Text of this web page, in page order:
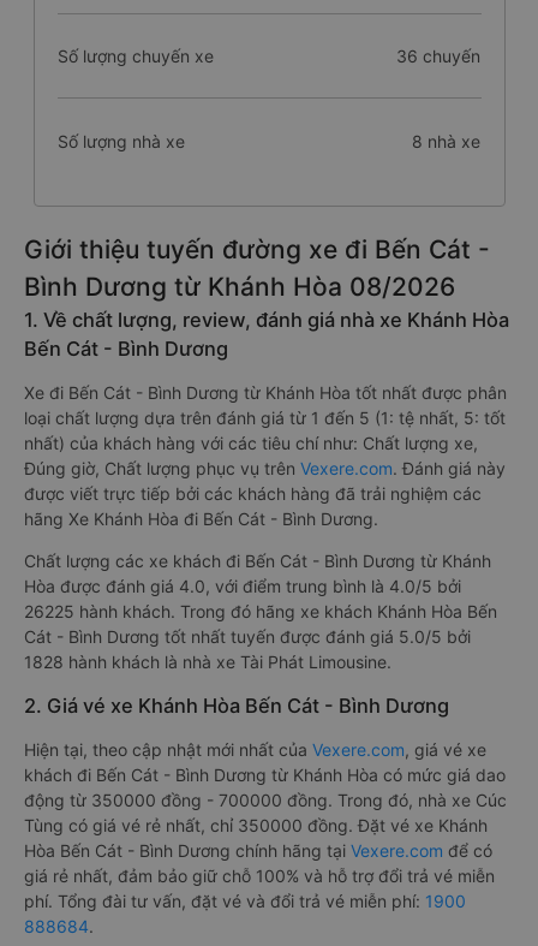
Số lượng chuyến xe 36 chuyến
Số lượng nhà xe 8 nhà xe
Giới thiệu tuyến đường xe đi Bến Cát -
Bình Dương từ Khánh Hòa 08/2026
1. Về chất lượng, review, đánh giá nhà xe Khánh Hòa
Bến Cát - Bình Dương
Xe đi Bến Cát - Bình Dương từ Khánh Hòa tốt nhất được phân
loại chất lượng dựa trên đánh giá từ 1 đến 5 (1: tệ nhất, 5: tốt
nhất) của khách hàng với các tiêu chí như: Chất lượng xe,
Đúng giờ, Chất lượng phục vụ trên Vexere.com. Đánh giá này
được viết trực tiếp bởi các khách hàng đã trải nghiệm các
hãng Xe Khánh Hòa đi Bến Cát - Bình Dương.
Chất lượng các xe khách đi Bến Cát - Bình Dương từ Khánh
Hòa được đánh giá 4.0, với điểm trung bình là 4.0/5 bởi
26225 hành khách. Trong đó hãng xe khách Khánh Hòa Bến
Cát - Bình Dương tốt nhất tuyến được đánh giá 5.0/5 bởi
1828 hành khách là nhà xe Tài Phát Limousine.
2. Giá vé xe Khánh Hòa Bến Cát - Bình Dương
Hiện tại, theo cập nhật mới nhất của Vexere.com, giá vé xe
khách đi Bến Cát - Bình Dương từ Khánh Hòa có mức giá dao
động từ 350000 đồng - 700000 đồng. Trong đó, nhà xe Cúc
Tùng có giá vé rẻ nhất, chỉ 350000 đồng. Đặt vé xe Khánh
Hòa Bến Cát - Bình Dương chính hãng tại Vexere.com để có
giá rẻ nhất, đảm bảo giữ chỗ 100% và hỗ trợ đổi trả vé miễn
phí. Tổng đài tư vấn, đặt vé và đổi trả vé miễn phí: 1900
888684.